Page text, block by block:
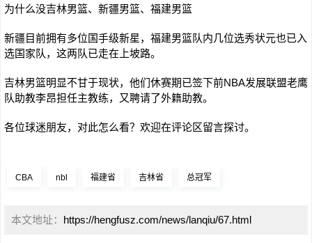
为什么没吉林男篮、新疆男篮、福建男篮
新疆目前拥有多位国手级新星，福建男篮队内几位选秀状元也已入
选国家队，这两队已走在上坡路。
吉林男篮明显不甘于现状，他们休赛期已签下前NBA发展联盟老鹰
队助教李昂担任主教练，又聘请了外籍助教。
各位球迷朋友，对此怎么看？欢迎在评论区留言探讨。
CBA nbl 福建省 吉林省 总冠军
本文地址： https://hengfusz.com/news/lanqiu/67.html